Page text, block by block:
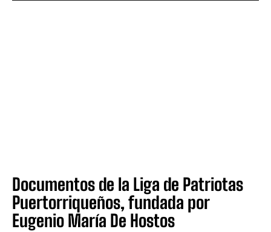
Documentos de la Liga de Patriotas
Puertorriqueños, fundada por
Eugenio María De Hostos